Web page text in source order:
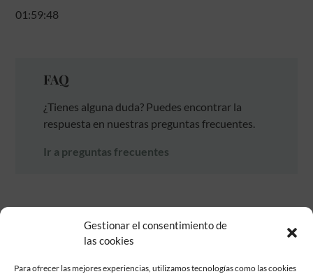
Gestionar el consentimiento de
las cookies
Para ofrecer las mejores experiencias, utilizamos tecnologías como las cookies
01:59:48
FAQ
¿Tienes alguna duda? Puedes encontrar la
respuesta en nuestras preguntas frecuentes.
Ir a preguntas frecuentes